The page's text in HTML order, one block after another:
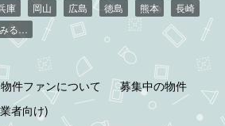
庫 岡山 広島 徳島 熊本
長崎
る…
物件ファンについて
募集中の物件
者向け)